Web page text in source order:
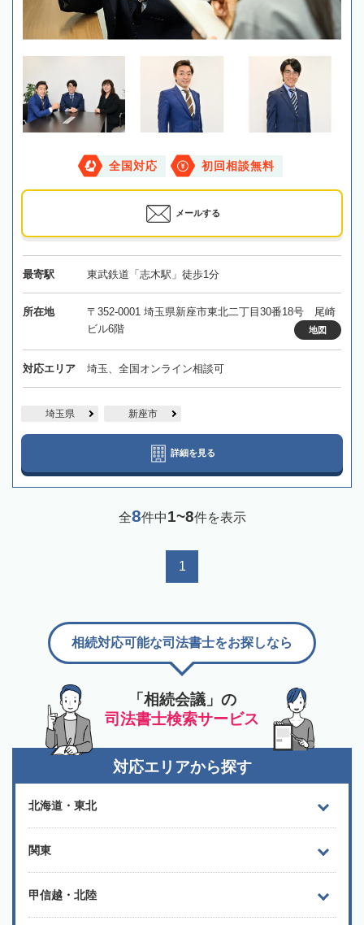
全国対応 初回相談無料
メールする
最寄駅 東武鉄道「志木駅」徒歩1分
所在地
〒352-0001 埼玉県新座市東北二丁目30番18号 尾崎
ビル6階
地図
対応エリア 埼玉、全国オンライン相談可
埼玉県 新座市
詳細を見る
全8件中1~8件を表示
1
「相続会議」の
司法書士検索サービス
相続対応可能な司法書士をお探しなら
対応エリアから探す
北海道・東北
関東
甲信越・北陸